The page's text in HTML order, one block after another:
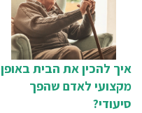
איך להכין את הבית באופן
מקצועי לאדם שהפך
סיעודי?